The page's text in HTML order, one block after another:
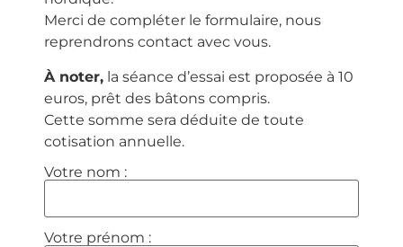
Merci de compléter le formulaire, nous
reprendrons contact avec vous.
À noter, la séance d’essai est proposée à 10
euros, prêt des bâtons compris.
Cette somme sera déduite de toute
cotisation annuelle.
Votre nom :
Votre prénom :